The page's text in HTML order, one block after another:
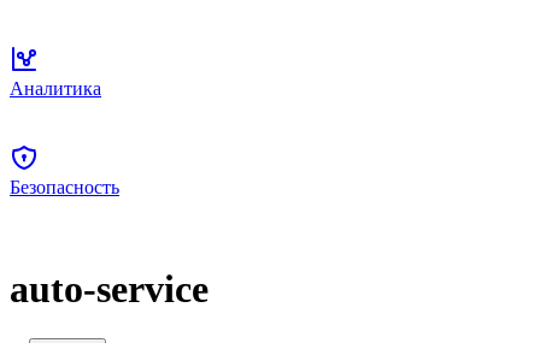
Аналитика
Безопасность
auto-service